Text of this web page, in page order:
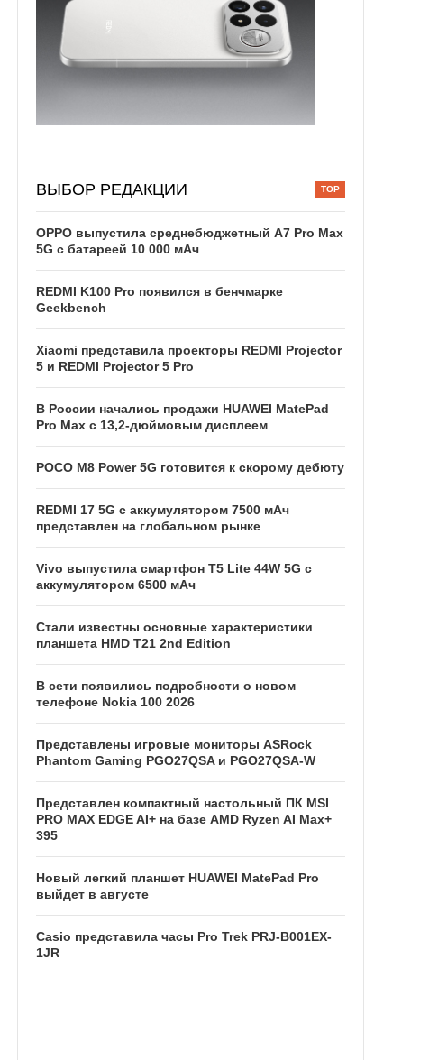
ВЫБОР РЕДАКЦИИ
OPPO выпустила среднебюджетный A7 Pro Max
5G с батареей 10 000 мАч
REDMI K100 Pro появился в бенчмарке
Geekbench
Xiaomi представила проекторы REDMI Projector
5 и REDMI Projector 5 Pro
В России начались продажи HUAWEI MatePad
Pro Max с 13,2-дюймовым дисплеем
POCO M8 Power 5G готовится к скорому дебюту
REDMI 17 5G c аккумулятором 7500 мАч
представлен на глобальном рынке
Vivo выпустила смартфон T5 Lite 44W 5G с
аккумулятором 6500 мАч
Стали известны основные характеристики
планшета HMD T21 2nd Edition
В сети появились подробности о новом
телефоне Nokia 100 2026
Представлены игровые мониторы ASRock
Phantom Gaming PGO27QSA и PGO27QSA-W
Представлен компактный настольный ПК MSI
PRO MAX EDGE AI+ на базе AMD Ryzen AI Max+
395
Новый легкий планшет HUAWEI MatePad Pro
выйдет в августе
Casio представила часы Pro Trek PRJ-B001EX-
1JR